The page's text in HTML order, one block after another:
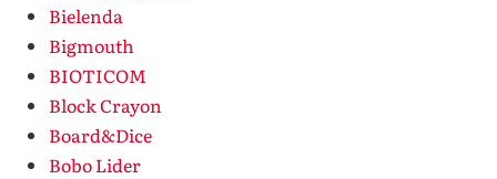
Bielenda
Bigmouth
BIOTICOM
Block Crayon
Board&Dice
Bobo Lider